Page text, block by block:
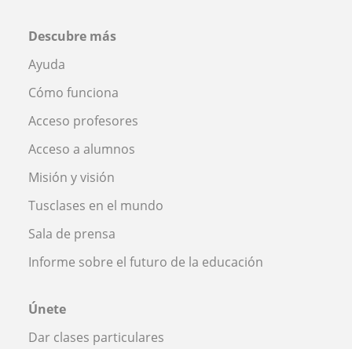
Descubre más
Ayuda
Cómo funciona
Acceso profesores
Acceso a alumnos
Misión y visión
Tusclases en el mundo
Sala de prensa
Informe sobre el futuro de la educación
Únete
Dar clases particulares